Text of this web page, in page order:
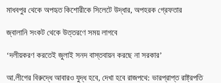
মাধবপুর থেকে অপহৃত কিশোরীকে সিলেটে উদ্ধার, অপহরক গ্রেফতার
জ্বালানি সংকট থেকে উত্তরণে সময় লাগবে
‘দলীয়করণ করতেই জুলাই সনদ বাস্তবায়ন করছে না সরকার’
আ.লীগের বিরুদ্ধে আবারও যুদ্ধ হবে, দেখা হবে রাজপথে: ভারপ্রাপ্ত রাষ্ট্রপতি